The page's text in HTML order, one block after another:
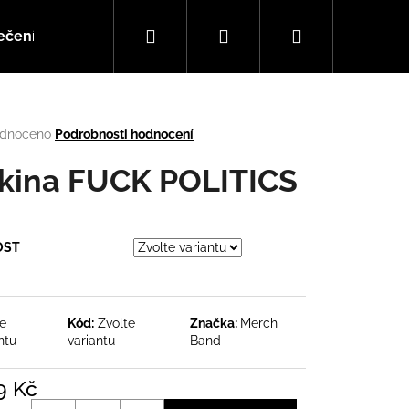
Hudba
Hledat PřihlášeníNákupní
Podrobnosti hodnocení
FUCK POLITICS
Kód: Zvolte
variantu
Značka: Merch
Band
Kč